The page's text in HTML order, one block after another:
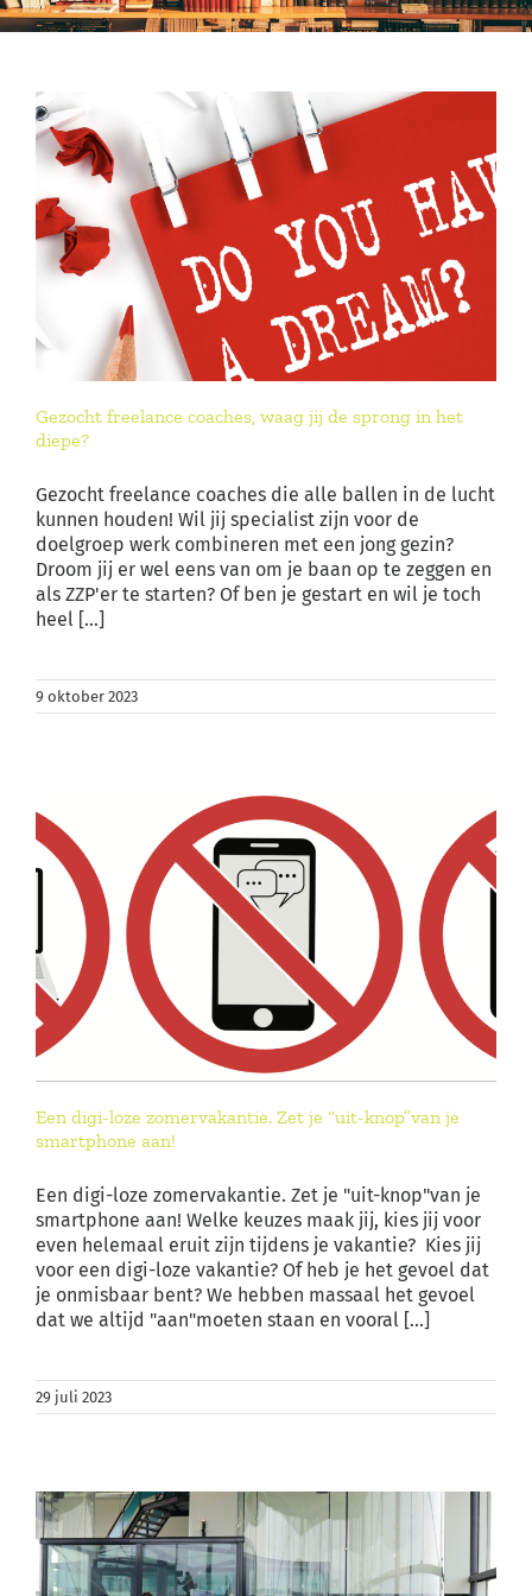
Gezocht freelance coaches, waag jij de sprong in het
diepe?
Gezocht freelance coaches die alle ballen in de lucht
kunnen houden! Wil jij specialist zijn voor de
doelgroep werk combineren met een jong gezin?
Droom jij er wel eens van om je baan op te zeggen en
als ZZP'er te starten? Of ben je gestart en wil je toch
heel [...]
9 oktober 2023
Een digi-loze zomervakantie. Zet je “uit-knop”van je
smartphone aan!
Een digi-loze zomervakantie. Zet je "uit-knop"van je
smartphone aan! Welke keuzes maak jij, kies jij voor
even helemaal eruit zijn tijdens je vakantie? Kies jij
voor een digi-loze vakantie? Of heb je het gevoel dat
je onmisbaar bent? We hebben massaal het gevoel
dat we altijd "aan"moeten staan en vooral [...]
29 juli 2023